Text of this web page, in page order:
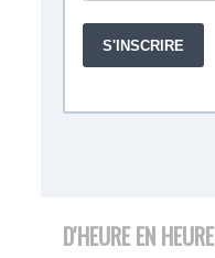
D'HEURE EN HEURE